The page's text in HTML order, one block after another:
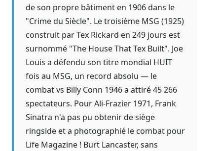
de son propre bâtiment en 1906 dans le
"Crime du Siècle". Le troisième MSG (1925)
construit par Tex Rickard en 249 jours est
surnommé "The House That Tex Built". Joe
Louis a défendu son titre mondial HUIT
fois au MSG, un record absolu — le
combat vs Billy Conn 1946 a attiré 45 266
spectateurs. Pour Ali-Frazier 1971, Frank
Sinatra n'a pas pu obtenir de siège
ringside et a photographié le combat pour
Life Magazine ! Burt Lancaster, sans